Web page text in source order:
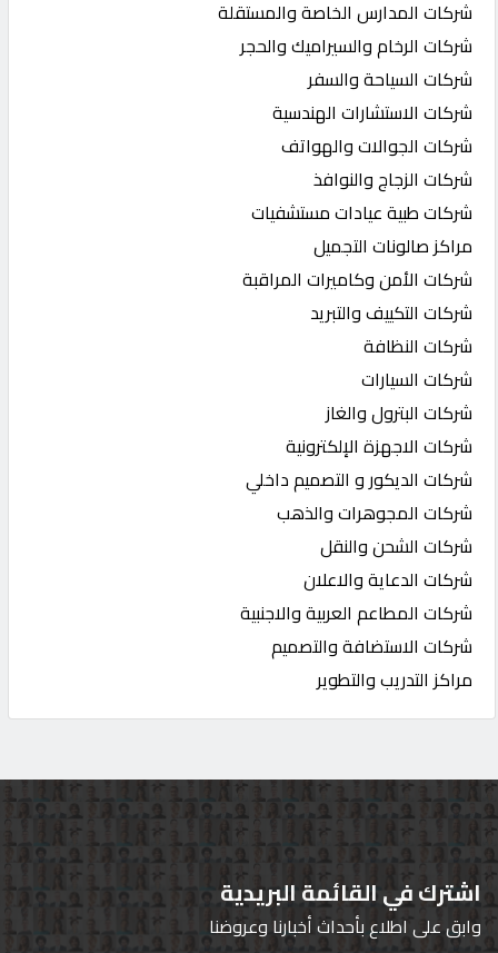
شركات المدارس الخاصة والمستقلة
شركات الرخام والسيراميك والحجر
شركات السياحة والسفر
شركات الاستشارات الهندسية
شركات الجوالات والهواتف
شركات الزجاج والنوافذ
شركات طبية عيادات مستشفيات
مراكز صالونات التجميل
شركات الأمن وكاميرات المراقبة
شركات التكييف والتبريد
شركات النظافة
شركات السيارات
شركات البترول والغاز
شركات الاجهزة الإلكترونية
شركات الديكور و التصميم داخلي
شركات المجوهرات والذهب
شركات الشحن والنقل
شركات الدعاية والاعلان
شركات المطاعم العربية والاجنبية
شركات الاستضافة والتصميم
مراكز التدريب والتطوير
اشترك في القائمة البريدية
وابق على اطلاع بأحداث أخبارنا وعروضنا